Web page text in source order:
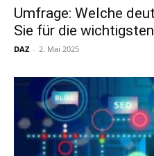
Umfrage: Welche
Sie für die
DAZ - 2. Mai 2025